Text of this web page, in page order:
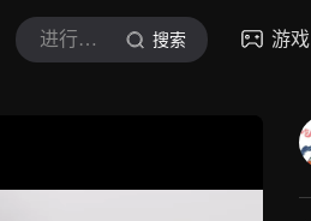
进行时娱乐 搜索 游戏